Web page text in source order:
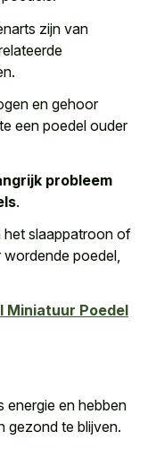
zijn van
en gehoor
een poedel ouder
probleem
.
het slaappatroon of
poedel,
Miniatuur Poedel
energie en hebben
gezond te blijven.